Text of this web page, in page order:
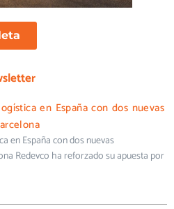
en España con dos nuevas
en España con dos nuevas
Redevco ha reforzado su apuesta por